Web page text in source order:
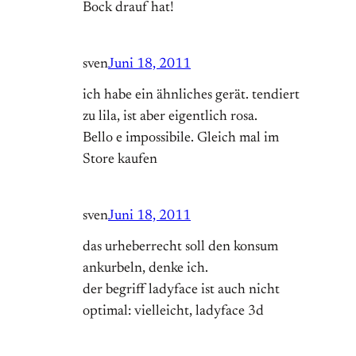
Bock drauf hat!
svenJuni 18, 2011
ich habe ein ähnliches gerät. tendiert
zu lila, ist aber eigentlich rosa.
Bello e impossibile. Gleich mal im
Store kaufen
svenJuni 18, 2011
das urheberrecht soll den konsum
ankurbeln, denke ich.
der begriff ladyface ist auch nicht
optimal: vielleicht, ladyface 3d